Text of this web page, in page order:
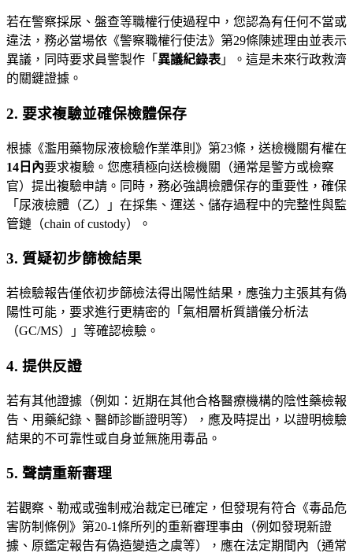
若在警察採尿、盤查等職權行使過程中，您認為有任何不當或
違法，務必當場依《警察職權行使法》第29條陳述理由並表示
異議，同時要求員警製作「 異議紀錄表 」。這是未來行政救濟
的關鍵證據。
2. 要求複驗並確保檢體保存
根據《濫用藥物尿液檢驗作業準則》第23條，送檢機關有權在
14日內要求複驗。您應積極向送檢機關（通常是警方或檢察
官）提出複驗申請。同時，務必強調檢體保存的重要性，確保
「尿液檢體（乙）」在採集、運送、儲存過程中的完整性與監
管鏈（chain of custody）。
3. 質疑初步篩檢結果
若檢驗報告僅依初步篩檢法得出陽性結果，應強力主張其有偽
陽性可能，要求進行更精密的「氣相層析質譜儀分析法
（GC/MS）」等確認檢驗。
4. 提供反證
若有其他證據（例如：近期在其他合格醫療機構的陰性藥檢報
告、用藥紀錄、醫師診斷證明等），應及時提出，以證明檢驗
結果的不可靠性或自身並無施用毒品。
5. 聲請重新審理
若觀察、勒戒或強制戒治裁定已確定，但發現有符合《毒品危
害防制條例》第20-1條所列的重新審理事由（例如發現新證
據、原鑑定報告有偽造變造之虞等），應在法定期間內（通常